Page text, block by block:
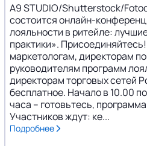
A9 STUDIO/Shutterstock/
состоится онлайн-
лояльности в ритейле:
практики».
маркетологам, директорам
руководителям программ
директорам торговых сетей
бесплатное. Начало в 10.00
часа – готовьтесь,
Участников ждут: ке...
Подробнее